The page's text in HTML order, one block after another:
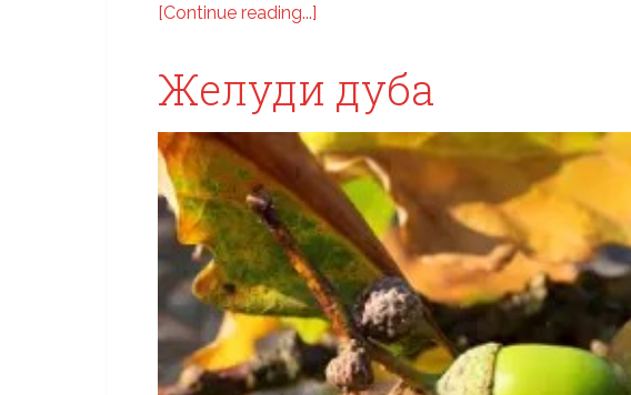
[Continue reading...]
Желуди дуба